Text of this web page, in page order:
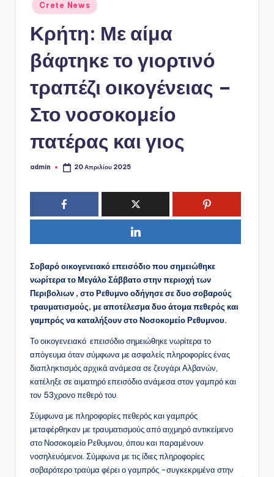
Αναρτήθηκε
σε
Crete News
Κρήτη: Με αίμα
βάφτηκε το γιορτινό
τραπέζι οικογένειας –
Στο νοσοκομείο
πατέρας και γιος
Συγγραφέας:
admin 20 Απριλίου 2025
Σοβαρό οικογενειακό επεισόδιο που σημειώθηκε
νωρίτερα το Μεγάλο Σάββατο στην περιοχή των
Περιβολιων , στο Ρεθυμνο οδήγησε σε δυο σοβαρούς
τραυματισμούς, με αποτέλεσμα δυο άτομα πεθερός και
γαμπρός να καταλήξουν στο Νοσοκομείο Ρεθυμνου.
Το οικογενειακό επεισόδιο σημειώθηκε νωρίτερα το
απόγευμα όταν σύμφωνα με ασφαλείς πληροφορίες ένας
διαπληκτισμός αρχικά ανάμεσα σε ζευγάρι Αλβανών,
κατέληξε σε αιματηρό επεισόδιο ανάμεσα στον γαμπρό και
τον 53χρονο πεθερό του.
Σύμφωνα με πληροφορίες πεθερός και γαμπρός
μεταφέρθηκαν με τραυματισμούς από αιχμηρό αντικείμενο
στο Νοσοκομείο Ρεθυμνου, όπου και παραμένουν
νοσηλευόμενοι. Σύμφωνα με τις ίδιες πληροφορίες
σοβαρότερο τραύμα φέρει ο γαμπρός -συγκεκριμένα στην